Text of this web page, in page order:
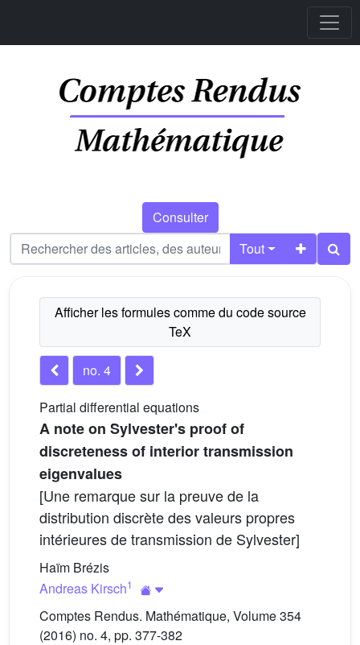
Consulter
Tout
no. 4
Partial differential equations
A note on Sylvester's proof of
discreteness of interior transmission
eigenvalues
[Une remarque sur la preuve de la
distribution discrète des valeurs propres
intérieures de transmission de Sylvester]
Haïm Brézis
Andreas Kirsch1
Comptes Rendus. Mathématique, Volume 354
(2016) no. 4, pp. 377-382